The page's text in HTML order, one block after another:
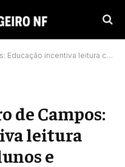
leitura com vales para alunos e profissionais
de Campos:
leitura
e